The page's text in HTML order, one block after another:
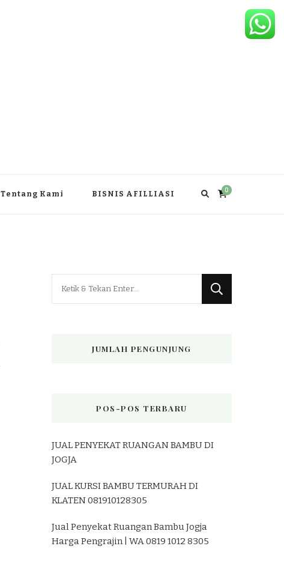
Tentang Kami BISNIS AFILLIASI 0
JUMLAH PENGUNJUNG
POS-POS TERBARU
JUAL PENYEKAT RUANGAN BAMBU DI
JOGJA
JUAL KURSI BAMBU TERMURAH DI
KLATEN 081910128305
Jual Penyekat Ruangan Bambu Jogja
Harga Pengrajin | WA 0819 1012 8305